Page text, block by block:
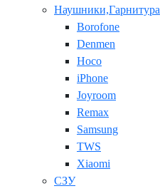
Наушники,Гарнитура
Borofone
Denmen
Hoco
iPhone
Joyroom
Remax
Samsung
TWS
Xiaomi
СЗУ